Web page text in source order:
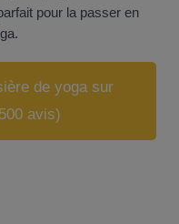
pour la passer en
de yoga sur
avis)